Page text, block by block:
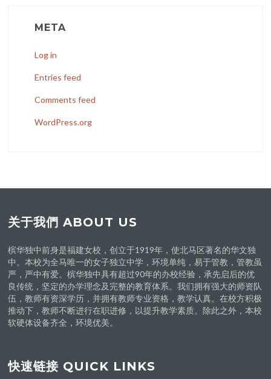
META
Log in
Entries feed
Comments feed
WordPress.org
关于我們 ABOUT US
槟华独中前身是福建女校，创立于1919年，使北马区著名的华文独
中。本校为全马唯一的女子独立中学，环境单纯，易于管教，管教虽
严，严中有爱。槟华独中具有超过90年的办校经验，承先启后的优
良传统，坚定的办学理念及完整的教育体系。我们拥有强大的师资队
伍，教师有资深学历，并拥有教师专业资格，教学认真。在校方积极
推动下，教师不断进行在职进修，以提升教学素质。除此之外，本校
软硬体设备齐全，环境优美。
快速链接 QUICK LINKS